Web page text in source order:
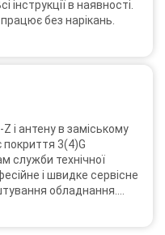
інструкції в наявності.
без нарікань.
і антену в заміському
покриття 3(4)G
служби технічної
сервісне
обладнання.
про прийняте
3G star